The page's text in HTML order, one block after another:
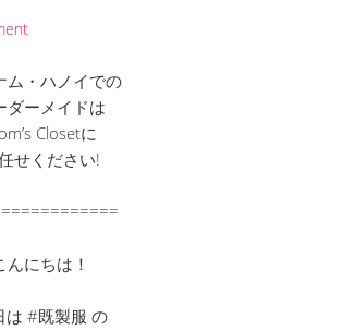
ム・ハノイでの
ダーメイドは
Closetに
せください!
んにちは！
は #既製服 の